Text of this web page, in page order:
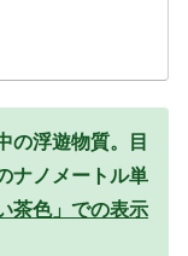
の浮遊物質。目
ナノメートル単
茶色」での表示